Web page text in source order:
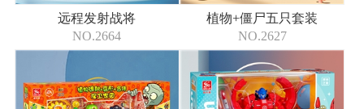
远程发射战将
NO.2664
植物+僵尸五只套装
NO.2627